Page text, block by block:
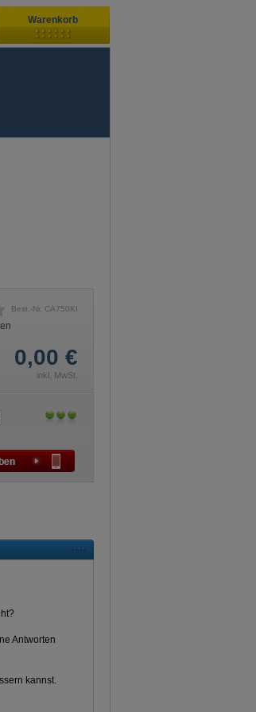
Warenkorb
Best.-Nr. CA750KI
0,00 €
inkl. MwSt.
Antworten
kannst.